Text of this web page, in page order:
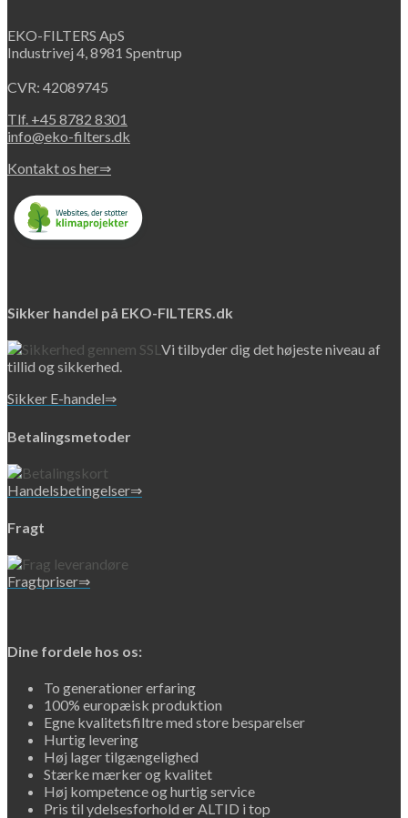
EKO-FILTERS ApS
Industrivej 4, 8981 Spentrup
CVR: 42089745
Tlf. +45 8782 8301
info@eko-filters.dk
Kontakt os her⇒
Sikker handel på EKO-FILTERS.dk
Vi tilbyder dig det højeste niveau af
tillid og sikkerhed.
Sikker E-handel⇒
Betalingsmetoder
Handelsbetingelser⇒
Fragt
Fragtpriser⇒
Dine fordele hos os:
To generationer erfaring
100% europæisk produktion
Egne kvalitetsfiltre med store besparelser
Hurtig levering
Høj lager tilgængelighed
Stærke mærker og kvalitet
Høj kompetence og hurtig service
Pris til ydelsesforhold er ALTID i top